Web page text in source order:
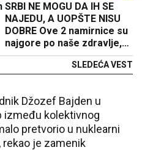
SRBI NE MOGU DA IH SE
NAJEDU, A UOPŠTE NISU
DOBRE Ove 2 namirnice su
najgore po naše zdravlje,
zbog njih nemamo energije
SLEDEĆA VEST
Džozef Bajden u
između kolektivnog
pretvorio u nuklearni
rekao je zamenik